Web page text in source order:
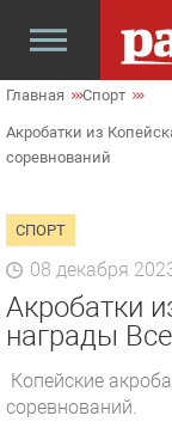
Главная Спорт
Акробатки из
соревнований
СПОРТ
08 декабря
Акробатки
награды
Копейские
соревнований.